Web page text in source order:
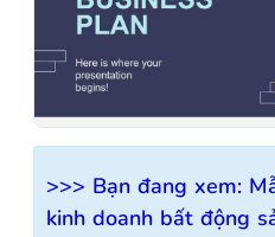
>>> Bạn đang xem:
kinh doanh bất động